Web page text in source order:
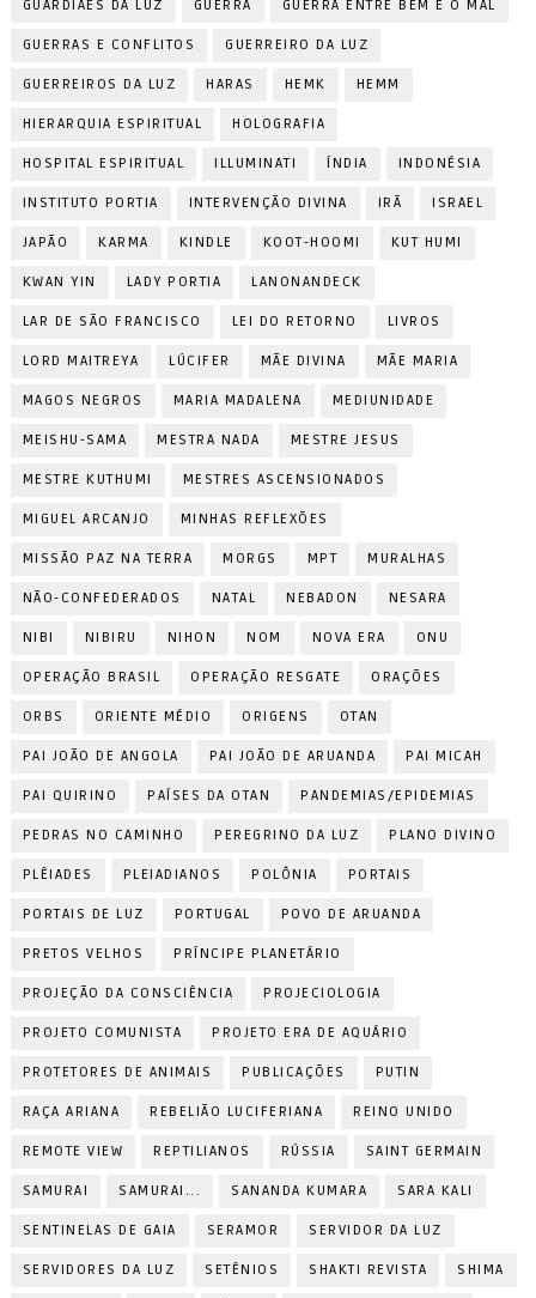
GUARDIÃES DA LUZ GUERRA GUERRA ENTRE BEM E O MAL
GUERRAS E CONFLITOS GUERREIRO DA LUZ
GUERREIROS DA LUZ HARAS HEMK HEMM
HIERARQUIA ESPIRITUAL HOLOGRAFIA
HOSPITAL ESPIRITUAL ILLUMINATI ÍNDIA INDONÉSIA
INSTITUTO PORTIA INTERVENÇÃO DIVINA IRÃ ISRAEL
JAPÃO KARMA KINDLE KOOT-HOOMI KUT HUMI
KWAN YIN LADY PORTIA LANONANDECK
LAR DE SÃO FRANCISCO LEI DO RETORNO LIVROS
LORD MAITREYA LÚCIFER MÃE DIVINA MÃE MARIA
MAGOS NEGROS MARIA MADALENA MEDIUNIDADE
MEISHU-SAMA MESTRA NADA MESTRE JESUS
MESTRE KUTHUMI MESTRES ASCENSIONADOS
MIGUEL ARCANJO MINHAS REFLEXÕES
MISSÃO PAZ NA TERRA MORGS MPT MURALHAS
NÃO-CONFEDERADOS NATAL NEBADON NESARA
NIBI NIBIRU NIHON NOM NOVA ERA ONU
OPERAÇÃO BRASIL OPERAÇÃO RESGATE ORAÇÕES
ORBS ORIENTE MÉDIO ORIGENS OTAN
PAI JOÃO DE ANGOLA PAI JOÃO DE ARUANDA PAI MICAH
PAI QUIRINO PAÍSES DA OTAN PANDEMIAS/EPIDEMIAS
PEDRAS NO CAMINHO PEREGRINO DA LUZ PLANO DIVINO
PLÊIADES PLEIADIANOS POLÔNIA PORTAIS
PORTAIS DE LUZ PORTUGAL POVO DE ARUANDA
PRETOS VELHOS PRÍNCIPE PLANETÁRIO
PROJEÇÃO DA CONSCIÊNCIA PROJECIOLOGIA
PROJETO COMUNISTA PROJETO ERA DE AQUÁRIO
PROTETORES DE ANIMAIS PUBLICAÇÕES PUTIN
RAÇA ARIANA REBELIÃO LUCIFERIANA REINO UNIDO
REMOTE VIEW REPTILIANOS RÚSSIA SAINT GERMAIN
SAMURAI SAMURAI... SANANDA KUMARA SARA KALI
SENTINELAS DE GAIA SERAMOR SERVIDOR DA LUZ
SERVIDORES DA LUZ SETÊNIOS SHAKTI REVISTA SHIMA